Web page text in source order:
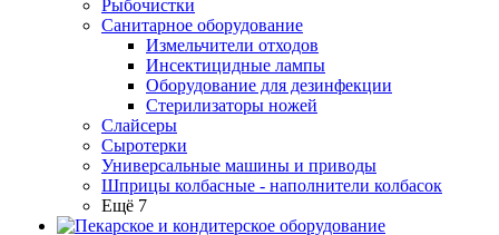
Рыбочистки
Санитарное оборудование
Измельчители отходов
Инсектицидные лампы
Оборудование для дезинфекции
Стерилизаторы ножей
Слайсеры
Сыротерки
Универсальные машины и приводы
Шприцы колбасные - наполнители колбасок
Ещё 7